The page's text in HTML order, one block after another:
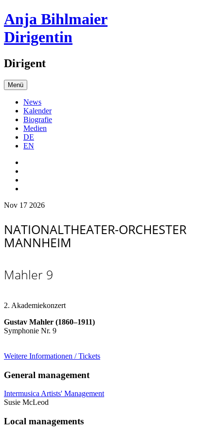
Anja Bihlmaier
Dirigentin
Dirigent
Menü
News
Kalender
Biografie
Medien
DE
EN
Nov 17 2026
NATIONALTHEATER-ORCHESTER
MANNHEIM
Mahler 9
2. Akademiekonzert
Gustav Mahler (1860–1911)
Symphonie Nr. 9
Weitere Informationen / Tickets
General management
Intermusica Artists' Management
Susie McLeod
Local managements